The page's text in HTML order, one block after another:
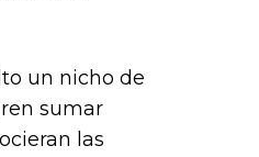
un nicho de
sumar
las